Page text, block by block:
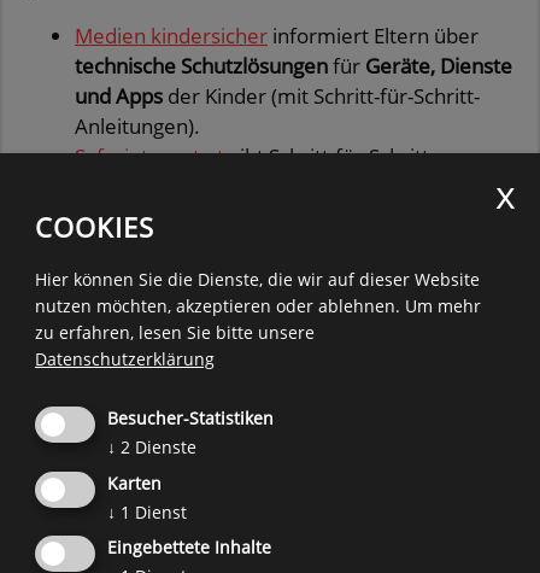
Medien kindersicher informiert Eltern über
technische Schutzlösungenfür Geräte, Dienste
und Apps der Kinder (mit Schritt-für-Schritt-
Anleitungen).
Saferinternet.atgibt Schritt-für-Schritt-
Privatsphäre-Einstellungen
der wichtigsten
Allgemeine Infos zu Sicherheitseinstellungen für
Android:
SCHAU-HIN!
Jugendschutz.net
Allgemeine Infos zu Sicherheitseinstellungen für
SCHAU-HIN!
Jugendschutz.net
COOKIES
Hier können Sie die Dienste, die wir auf dieser Website
nutzen möchten, akzeptieren oder ablehnen. Um mehr
zu erfahren, lesen Sie bitte unsere
Datenschutzerklärung
Besucher-Statistiken
↓ 2 Dienste
Karten
↓ 1 Dienst
Eingebettete Inhalte